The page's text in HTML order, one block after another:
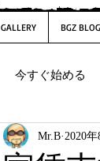
GALLERY BGZ BLOG
今すぐ始める
Mr.B 2020